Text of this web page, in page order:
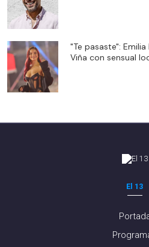
"Te pasaste":
Viña con sensual
El 13